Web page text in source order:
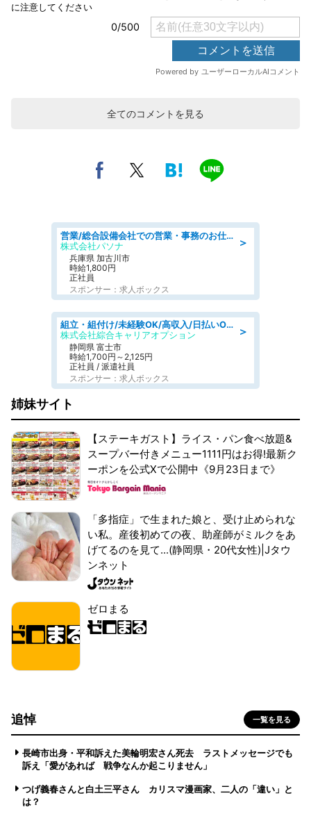
全てのコメントを見る
＞
営業/総合設備会社での営業・事務のお仕事/即日勤務可/車通勤可/営業/営業事務
株式会社パソナ
兵庫県 加古川市
時給1,800円
正社員
スポンサー：求人ボックス
＞
組立・組付け/未経験OK/高収入/日払いOK/寮費無料/交替制
株式会社綜合キャリアオプション
静岡県 富士市
時給1,700円～2,125円
正社員 / 派遣社員
スポンサー：求人ボックス
姉妹サイト
【ステーキガスト】ライス・パン食べ放題&
スープバー付きメニュー1111円はお得!最新ク
ーポンを公式Xで公開中《9月23日まで》
「多指症」で生まれた娘と、受け止められな
い私。産後初めての夜、助産師がミルクをあ
げてるのを見て...(静岡県・20代女性)|Jタウ
ンネット
ゼロまる
追悼 一覧を見る
長崎市出身・平和訴えた美輪明宏さん死去 ラストメッセージでも
訴え「愛があれば 戦争なんか起こりません」
つげ義春さんと白土三平さん カリスマ漫画家、二人の「違い」と
は？